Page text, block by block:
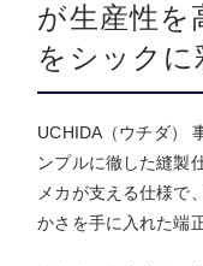
が生産性を
をシックに
UCHIDA（ウチダ）
ンプルに徹した縫製
メカが支える仕様で
かさを手に入れた端